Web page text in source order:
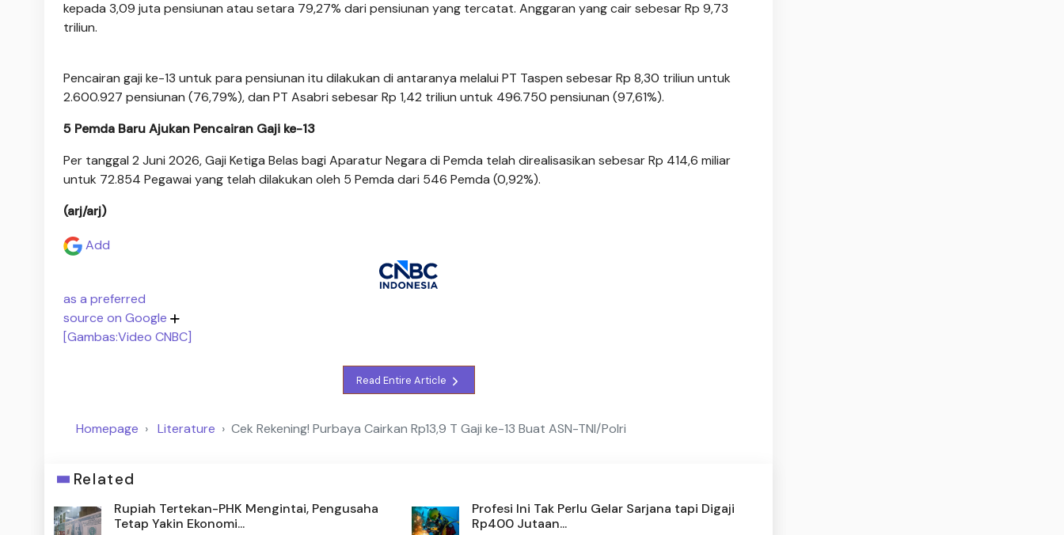
kepada 3,09 juta pensiunan atau setara 79,27% dari pensiunan yang tercatat. Anggaran yang cair sebesar Rp 9,73
triliun.
Pencairan gaji ke-13 untuk para pensiunan itu dilakukan di antaranya melalui PT Taspen sebesar Rp 8,30 triliun untuk
2.600.927 pensiunan (76,79%), dan PT Asabri sebesar Rp 1,42 triliun untuk 496.750 pensiunan (97,61%).
5 Pemda Baru Ajukan Pencairan Gaji ke-13
Per tanggal 2 Juni 2026, Gaji Ketiga Belas bagi Aparatur Negara di Pemda telah direalisasikan sebesar Rp 414,6 miliar
untuk 72.854 Pegawai yang telah dilakukan oleh 5 Pemda dari 546 Pemda (0,92%).
(arj/arj)
Add
as a preferred
source on Google
[Gambas:Video CNBC]
Read Entire Article
Homepage Literature Cek Rekening! Purbaya Cairkan Rp13,9 T Gaji ke-13 Buat ASN-TNI/Polri
Related
Rupiah Tertekan-PHK Mengintai, Pengusaha
Tetap Yakin Ekonomi...
Profesi Ini Tak Perlu Gelar Sarjana tapi Digaji
Rp400 Jutaan...